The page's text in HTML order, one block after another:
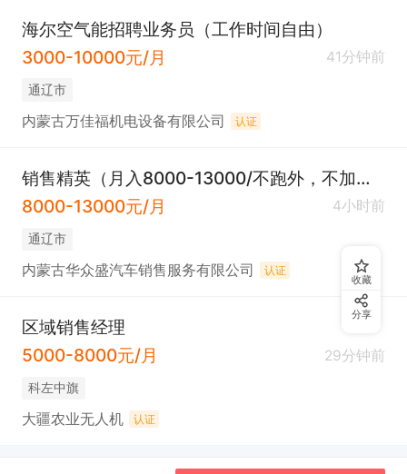
海尔空气能招聘业务员（工作时间自由）
3000-10000元/月
41分钟前
通辽市
内蒙古万佳福机电设备有限公司 认证
销售精英（月入8000-13000/不跑外，不加班）
8000-13000元/月
4小时前
通辽市
内蒙古华众盛汽车销售服务有限公司 认证
区域销售经理
5000-8000元/月
29分钟前
科左中旗
大疆农业无人机 认证
收藏
分享